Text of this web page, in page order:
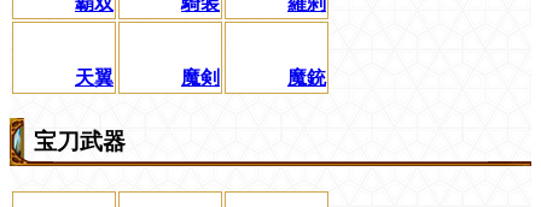
天翼 魔剣 魔銃
宝刀武器